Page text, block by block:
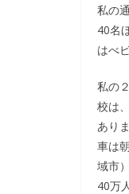
私の
40名
はべ
私の
校は
あり
車は
域市
40万